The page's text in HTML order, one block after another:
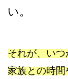
い。
それが、いつ
家族との時間